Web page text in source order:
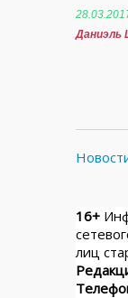
Даниэль
16+
лиц